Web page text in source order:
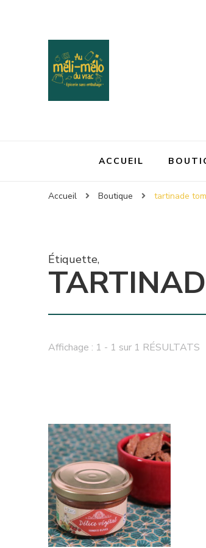
ACCUEIL
Accueil Boutique tartinade
Étiquette,
Affichage : 1 - 1 sur 1 RÉSULTATS